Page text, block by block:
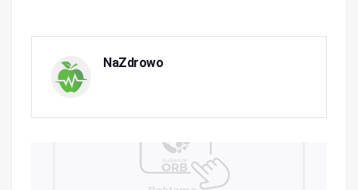
NaZdrowo